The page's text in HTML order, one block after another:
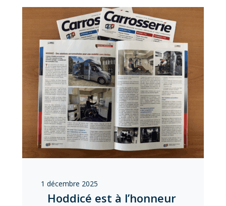
1 décembre 2025
Hoddicé est à l’honneur